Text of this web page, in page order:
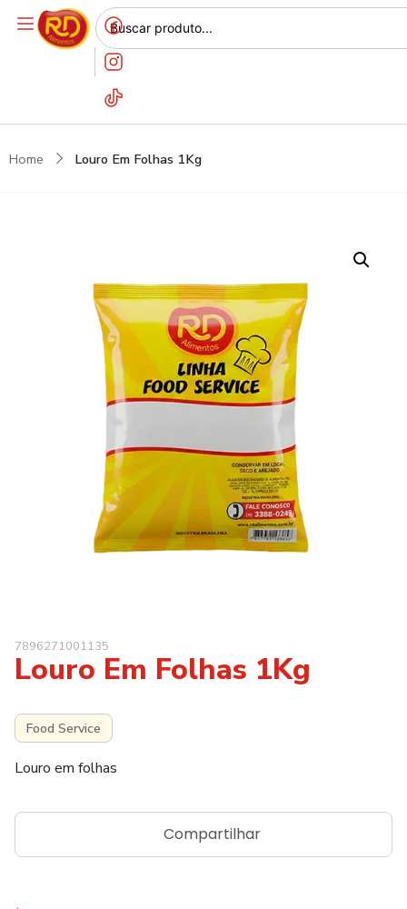
Home Louro Em Folhas 1Kg
7896271001135
Louro Em Folhas 1Kg
Food Service
Louro em folhas
Compartilhar